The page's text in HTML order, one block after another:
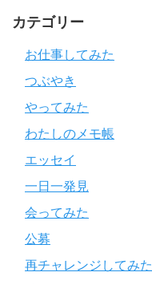
カテゴリー
お仕事してみた
つぶやき
やってみた
わたしのメモ帳
エッセイ
一日一発見
会ってみた
公募
再チャレンジしてみた